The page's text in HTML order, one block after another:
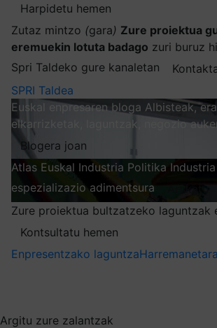
Harpidetu hemen
Zutaz mintzo (gara) Zure proiektua
eremuekin lotuta badago zuri buruz
Spri Taldeko gure kanaletan
SPRI Taldea
Euskal enpresaren bloga Albisteak,
elkarrizketak, laguntzak, negozio
Blogera joan
Atlas Euskal Industria Politika
espezializazio adimentsura
Zure proiektua bultzatzeko laguntzak
Kontsultatu hemen
Enpresentzako laguntza
Argitu zure zalantzak